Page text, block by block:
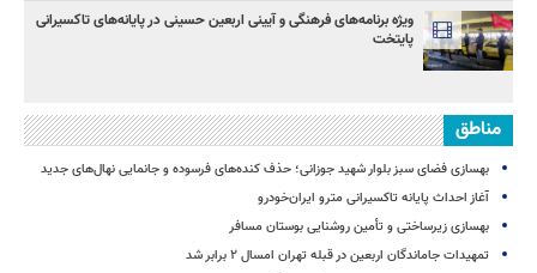
ویژه برنامه‌های فرهنگی و آیینی اربعین حسینی در پایانه‌های تاکسیرانی
پایتخت
مناطق
بهسازی فضای سبز بلوار شهید جوزانی؛ حذف کنده‌های فرسوده و جانمایی نهال‌های جدید
آغاز احداث پایانه تاکسیرانی مترو ایران‌خودرو
بهسازی زیرساختی و تأمین روشنایی بوستان مسافر
تمهیدات جاماندگان اربعین در قبله تهران امسال ۲ برابر شد